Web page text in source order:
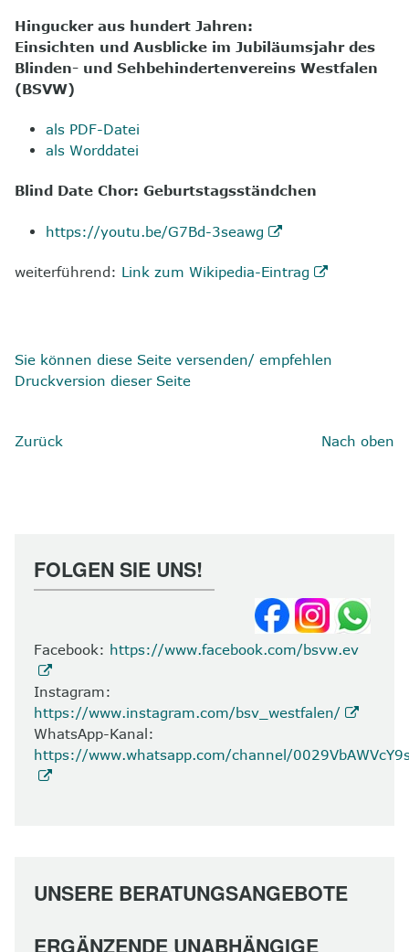
Hingucker aus hundert Jahren:
Einsichten und Ausblicke im Jubiläumsjahr des
Blinden- und Sehbehindertenvereins Westfalen
(BSVW)
als PDF-Datei
als Worddatei
Blind Date Chor: Geburtstagsständchen
https://youtu.be/G7Bd-3seawg
weiterführend: Link zum Wikipedia-Eintrag
Sie können diese Seite versenden/ empfehlen
Druckversion dieser Seite
Zurück Nach oben
FOLGEN SIE UNS!
Facebook: https://www.facebook.com/bsvw.ev
Instagram:
https://www.instagram.com/bsv_westfalen/
WhatsApp-Kanal:
https://www.whatsapp.com/channel/
UNSERE BERATUNGSANGEBOTE
ERGÄNZENDE UNABHÄNGIGE